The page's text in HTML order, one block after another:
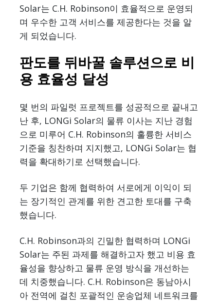
Solar는 C.H. Robinson이 효율적으로 운영되
며 우수한 고객 서비스를 제공한다는 것을 알
게 되었습니다.
판도를 뒤바꿀 솔루션으로 비
용 효율성 달성
몇 번의 파일럿 프로젝트를 성공적으로 끝내고
난 후, LONGi Solar의 물류 이사는 지난 경험
으로 미루어 C.H. Robinson의 훌륭한 서비스
기준을 칭찬하며 지지했고, LONGi Solar는 협
력을 확대하기로 선택했습니다.
두 기업은 함께 협력하여 서로에게 이익이 되
는 장기적인 관계를 위한 견고한 토대를 구축
했습니다.
C.H. Robinson과의 긴밀한 협력하며 LONGi
Solar는 주된 과제를 해결하고자 했고 비용 효
율성을 향상하고 물류 운영 방식을 개선하는
데 치중했습니다. C.H. Robinson은 동남아시
아 전역에 걸친 포괄적인 운송업체 네트워크를